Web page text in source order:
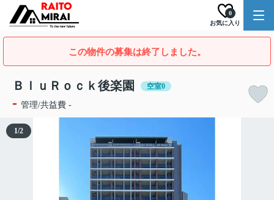
お気に入り
0
この物件の募集は終了しました。
ＢｌｕＲｏｃｋ後楽園 空室0
- 管理/共益費 -
1/2